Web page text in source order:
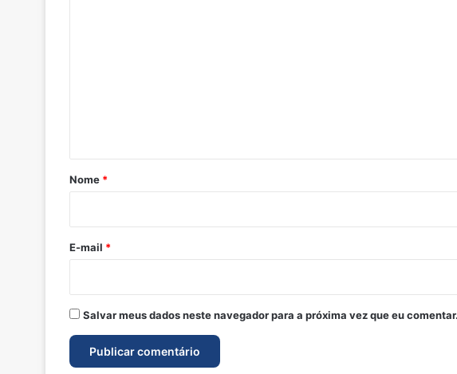
r
*
Nome *
E-mail *
Salvar meus dados neste navegador para a próxima vez que eu comentar.